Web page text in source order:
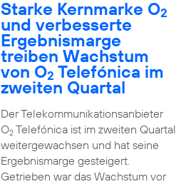
Starke Kernmarke O2
und verbesserte
Ergebnismarge
treiben Wachstum
von O2 Telefónica im
zweiten Quartal
Der Telekommunikationsanbieter
O2Telefónica ist im zweiten Quartal
weitergewachsen und hat seine
Ergebnismarge gesteigert.
Getrieben war das Wachstum vor